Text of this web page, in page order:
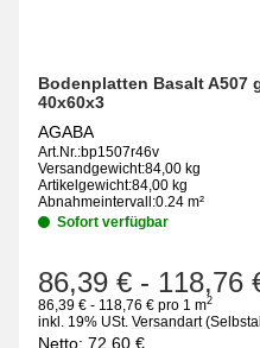
Bodenplatten Basalt A507
40x60x3
AGABA
Art.Nr.:bp1507r46v
Versandgewicht:84,00 kg
Artikelgewicht:84,00 kg
Abnahmeintervall:0.24 m²
Sofort verfügbar
86,39 € - 118,76
86,39 € - 118,76 € pro 1 m2
inkl. 19% USt. Versandart
Netto: 72,60 €